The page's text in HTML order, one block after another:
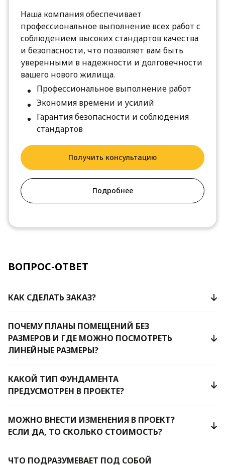
Наша компания обеспечивает
профессиональное выполнение всех работ с
соблюдением высоких стандартов качества
и безопасности, что позволяет вам быть
уверенными в надежности и долговечности
вашего нового жилища.
Профессиональное выполнение работ
Экономия времени и усилий
Гарантия безопасности и соблюдения
стандартов
Получить консультацию
Подробнее
ВОПРОС-ОТВЕТ
КАК СДЕЛАТЬ ЗАКАЗ?
ПОЧЕМУ ПЛАНЫ ПОМЕЩЕНИЙ БЕЗ
РАЗМЕРОВ И ГДЕ МОЖНО ПОСМОТРЕТЬ
ЛИНЕЙНЫЕ РАЗМЕРЫ?
КАКОЙ ТИП ФУНДАМЕНТА
ПРЕДУСМОТРЕН В ПРОЕКТЕ?
МОЖНО ВНЕСТИ ИЗМЕНЕНИЯ В ПРОЕКТ?
ЕСЛИ ДА, ТО СКОЛЬКО СТОИМОСТЬ?
ЧТО ПОДРАЗУМЕВАЕТ ПОД СОБОЙ